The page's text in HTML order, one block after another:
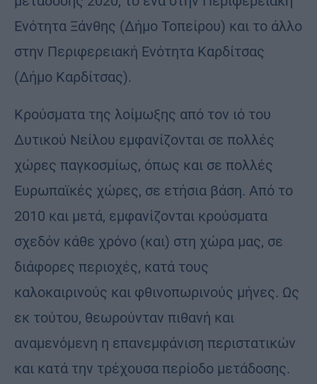
Ενότητα Ξάνθης (Δήμο Τοπείρου) και το άλλο
στην Περιφερειακή Ενότητα Καρδίτσας
(Δήμο Καρδίτσας).
Κρούσματα της λοίμωξης από τον ιό του
Δυτικού Νείλου εμφανίζονται σε πολλές
χώρες παγκοσμίως, όπως και σε πολλές
Ευρωπαϊκές χώρες, σε ετήσια βάση. Από το
2010 και μετά, εμφανίζονται κρούσματα
σχεδόν κάθε χρόνο (και) στη χώρα μας, σε
διάφορες περιοχές, κατά τους
καλοκαιρινούς και φθινοπωρινούς μήνες. Ως
εκ τούτου, θεωρούνταν πιθανή και
αναμενόμενη η επανεμφάνιση περιστατικών
και κατά την τρέχουσα περίοδο μετάδοσης.